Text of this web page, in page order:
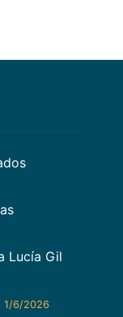
Lucía Gil
1/6/2026